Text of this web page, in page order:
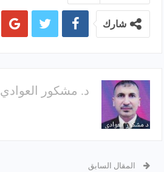
شارك
د. مشكور العوادي
المقال السابق